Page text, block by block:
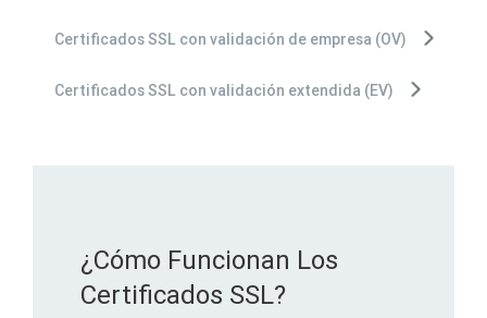
Certificados SSL con validación de empresa (OV)
Certificados SSL con validación extendida (EV)
¿Cómo Funcionan Los
Certificados SSL?